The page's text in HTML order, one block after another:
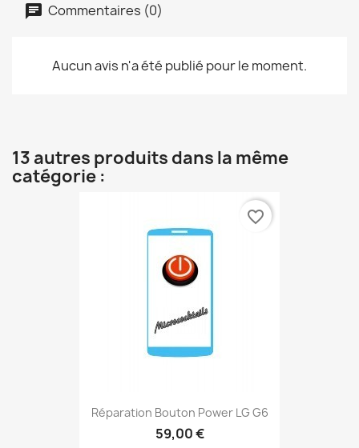
Commentaires (0)
Aucun avis n'a été publié pour le moment.
13 autres produits dans la même
catégorie :
Réparation Bouton Power LG G6
59,00 €
favorite_border